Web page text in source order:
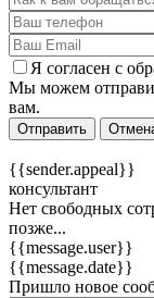
Я согласен c
Мы можем
вам.
Отправить
{{sender.appeal}}
консультант
Нет свободных
позже...
{{message.user}}
{{message.date}}
Пришло новое